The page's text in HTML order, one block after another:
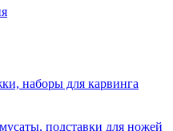
наборы для карвинга
подставки для ножей